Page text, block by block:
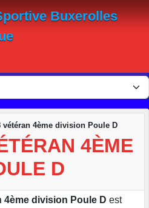
Buxerolles
vétéran 4ème division Poule D
4ÈME
D
4ème division Poule D est